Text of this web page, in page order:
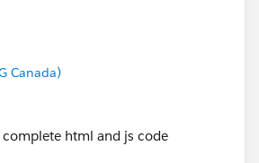
Canada)
complete html and js code